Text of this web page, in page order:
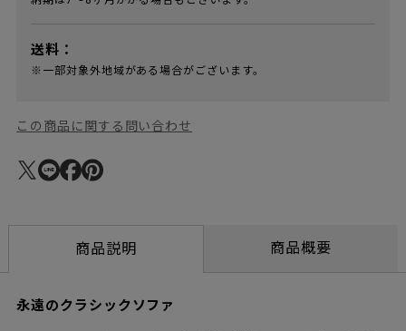
送料：
※一部対象外地域がある場合がございます。
この商品に関する問い合わせ
商品説明 商品概要
永遠のクラシックソファ